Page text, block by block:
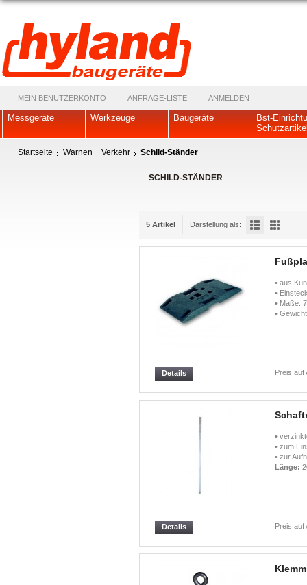
MEIN BENUTZERKONTO ANFRAGE-LISTE ANMELDEN
Messgeräte Werkzeuge Baugeräte
Bst-
Startseite Warnen + Verkehr Schild-Ständer
SCHILD-STÄNDER
5 Artikel Darstellung als:
• aus
•
• Maße:
•
Preis auf
Details
•
• zum
• zur
Länge:
Preis auf
Details